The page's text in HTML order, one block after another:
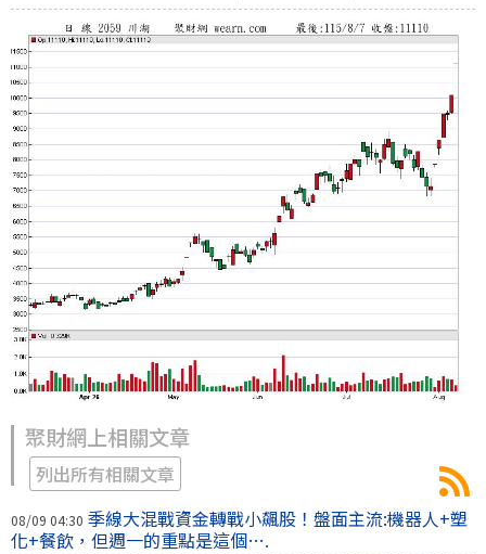
聚財網上相關文章
列出所有相關文章
08/09 04:30 季線大混戰資金轉戰小飆股！盤面主流:機器人+塑
化+餐飲，但週一的重點是這個….